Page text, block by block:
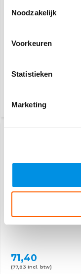
Noodzakelijk
Voorkeuren
Statistieken
Marketing
71,40
besteld, zelfde dag
71,40
(77,83 Incl. btw)